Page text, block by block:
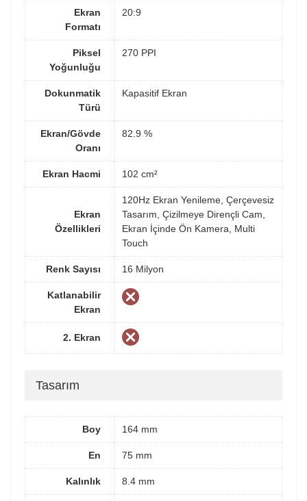
Ekran
Formatı
20:9
Piksel
Yoğunluğu
270 PPI
Dokunmatik
Türü
Kapasitif Ekran
Ekran/Gövde
Oranı
82.9 %
Ekran Hacmi 102 cm²
Ekran
Özellikleri
120Hz Ekran Yenileme, Çerçevesiz
Tasarım, Çizilmeye Dirençli Cam,
Ekran İçinde Ön Kamera, Multi
Touch
Renk Sayısı 16 Milyon
Katlanabilir
Ekran
2. Ekran
Tasarım
Boy 164 mm
En 75 mm
Kalınlık 8.4 mm